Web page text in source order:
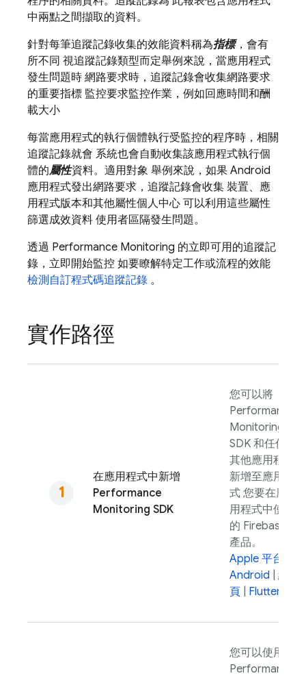
中兩點之間擷取的資料。
針對每筆追蹤記錄收集的效能資料稱為指標，會有
所不同 視追蹤記錄類型而定舉例來說，當應用程式
發生問題時 網路要求時，追蹤記錄會收集網路要求
的重要指標 監控要求監控作業，例如回應時間和酬
載大小
每當應用程式的執行個體執行受監控的程序時，相關
追蹤記錄就會 系統也會自動收集該應用程式執行個
體的屬性資料。適用對象 舉例來說，如果 Android
應用程式發出網路要求，追蹤記錄會收集 裝置、應
用程式版本和其他屬性個人中心 可以利用這些屬性
篩選成效資料 使用者區隔發生問題。
透過 Performance Monitoring 的立即可用的追蹤記
錄，立即開始監控 如要瞭解特定工作或流程的效能
檢測自訂程式碼追蹤記錄 。
實作路徑
在應用程式中新增
Performance
Monitoring SDK
您可以將
Performance
Monitoring
SDK 和任何
其他應用程式
新增至應用程
式 您要在應
用程式中使用
的 Firebase
產品。
Apple 平台
Android
網
頁
Flutter
您可以使用
Performance